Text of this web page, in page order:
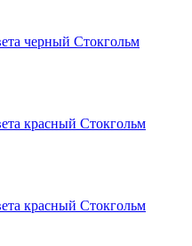
черный Стокгольм
красный Стокгольм
красный Стокгольм